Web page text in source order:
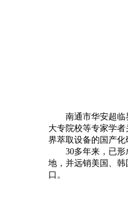
南通市华安超临界
大专院校等专家学
界萃取设备的国产化
30多年来，已形
地，并远销美国、
口。